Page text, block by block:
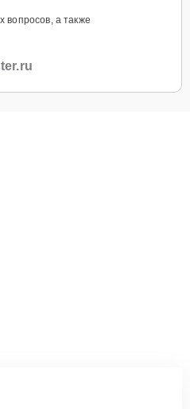
вопросов, а также